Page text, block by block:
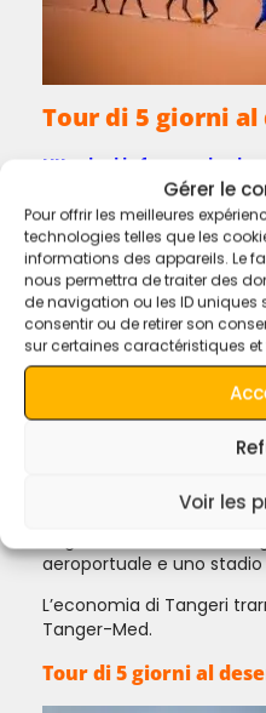
Gérer le
Pour offrir les meilleures
technologies telles que les
informations des appareils. Le
nous permettra de traiter des
de navigation ou les ID uniques
consentir ou de retirer son
sur certaines caractéristiques
Voir les
Tour di 5 giorni al
Ulteriori informazioni
Molte civiltà e culture hanno influenzato la storia di
Tangeri, a partire da
come città strategica
Tangeri è stata un punto
culture. Nel 1923 divenne
gestita dalle potenze
numerosi diplomatici,
Questo status terminò con l’indipendenza del
Marocco, in fasi tra il 1956
sviluppo e
progetti turistici lungo la
aeroportuale e uno
L’economia di Tangeri trarrà grandi benefici dal porto
Tanger-Med.
Tour di 5 giorni al